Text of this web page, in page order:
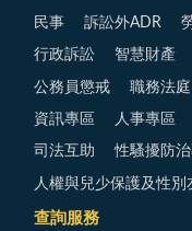
民事 訴訟外ADR
行政訴訟 智慧財產
公務員懲戒 職務法庭
資訊專區 人事專區
司法互助 性騷擾防
人權與兒少保護及性別
查詢服務